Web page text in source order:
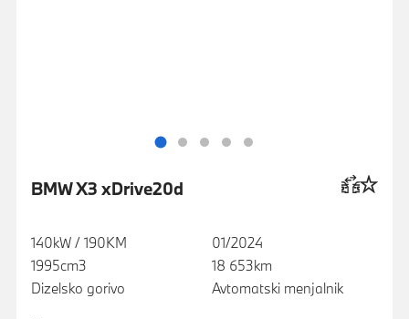
BMW X3 xDrive20d
140kW / 190KM
1995cm3
Dizelsko gorivo
01/2024
18 653km
Avtomatski menjalnik